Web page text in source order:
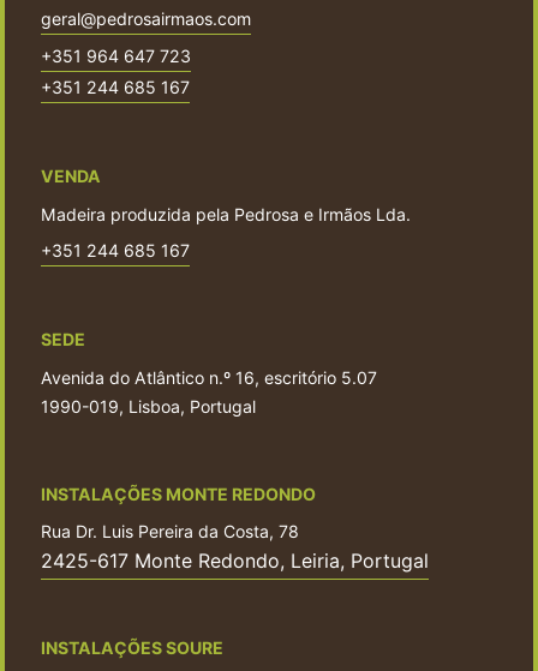
geral@pedrosairmaos.com
+351 964 647 723
+351 244 685 167
VENDA
Madeira produzida pela Pedrosa e Irmãos Lda.
+351 244 685 167
SEDE
Avenida do Atlântico n.º 16, escritório 5.07
1990-019, Lisboa, Portugal
INSTALAÇÕES MONTE REDONDO
Rua Dr. Luis Pereira da Costa, 78
2425-617 Monte Redondo, Leiria, Portugal
INSTALAÇÕES SOURE